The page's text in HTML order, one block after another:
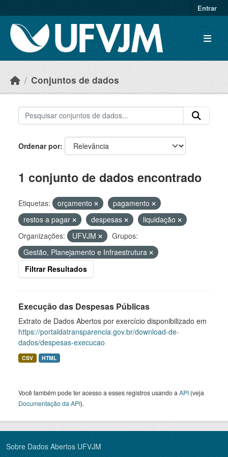
Entrar
Conjuntos de dados
Ordenar por
1 conjunto de dados encontrado
Etiquetas: orçamento
pagamento
restos a pagar
despesas
liquidação
Organizações:
UFVJM
Grupos:
Gestão, Planejamento e Infraestrutura
Filtrar Resultados
Execução das Despesas Públicas
Extrato de Dados Abertos por exercício disponibilizado em
https://portaldatransparencia.gov.br/download-de-
dados/despesas-execucao
CSV HTML
Você também pode ter acesso a esses registros usando a API (veja
Documentação da API).
Sobre Dados Abertos UFVJM